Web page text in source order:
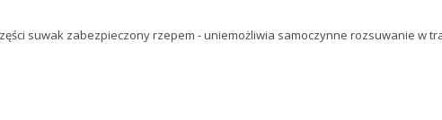
suwak zabezpieczony rzepem - uniemożliwia samoczynne rozsuwanie w